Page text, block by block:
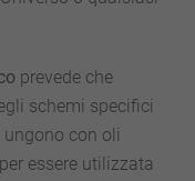
prevede che
schemi specifici
con oli
essere utilizzata